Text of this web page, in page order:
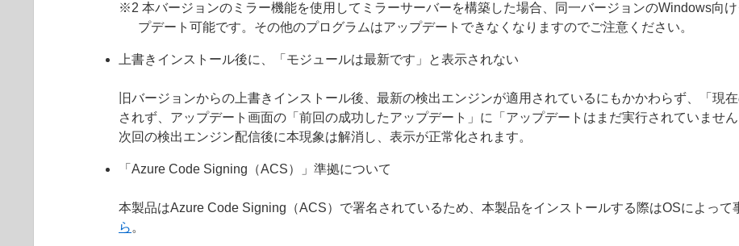
※2 本バージョンのミラー機能を使用してミラーサーバーを構築した場合、同一バージョンのWindows向
プデート可能です。その他のプログラムはアップデートできなくなりますのでご注意ください。
上書きインストール後に、「モジュールは最新です」と表示されない
旧バージョンからの上書きインストール後、最新の検出エンジンが適用されているにもかかわらず、「現
されず、アップデート画面の「前回の成功したアップデート」に「アップデートはまだ実行されていませ
次回の検出エンジン配信後に本現象は解消し、表示が正常化されます。
「Azure Code Signing（ACS）」準拠について
本製品はAzure Code Signing（ACS）で署名されているため、本製品をインストールする際はOSによって
ら 。